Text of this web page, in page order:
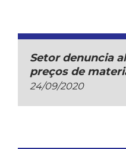
Setor denuncia
preços de
24/09/2020